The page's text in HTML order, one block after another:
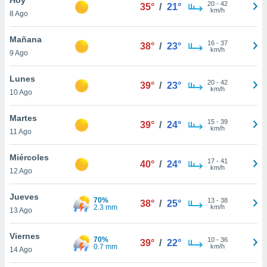
y
en
más
de
8 Ago
35° / 21° 20- 42
km/h
Mañana
9 Ago
38° / 23° 16- 37
km/h
Lunes
10 Ago
39° / 23° 20- 42
km/h
Martes
11 Ago
39° / 24° 15- 39
km/h
Miércoles
12 Ago
40° / 24° 17- 41
km/h
Jueves
13 Ago
70%
2.3 mm
38° / 25° 13- 38
km/h
Viernes
14 Ago
70%
0.7 mm
39° / 22° 10- 36
km/h